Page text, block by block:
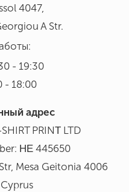
4047,
A Str.
- 19:30
- 18:00
адрес
PRINΤ LTD
ΗΕ 445650
Mesa Geitonia 4006